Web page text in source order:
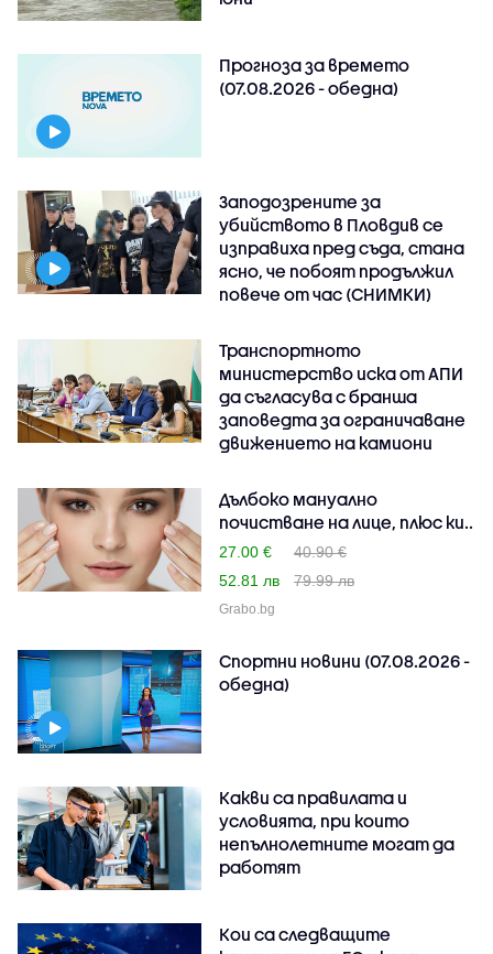
Прогноза за времето
(07.08.2026 - обедна)
Заподозрените за
убийството в Пловдив се
изправиха пред съда, стана
ясно, че побоят продължил
повече от час (СНИМКИ)
Транспортното
министерство иска от АПИ
да съгласува с бранша
заповедта за ограничаване
движението на камиони
Дълбоко мануално
почистване на лице, плюс ки..
27.00 €
40.90 €
52.81 лв
79.99 лв
Grabo.bg
Спортни новини (07.08.2026 -
обедна)
Какви са правилата и
условията, при които
непълнолетните могат да
работят
Кои са следващите